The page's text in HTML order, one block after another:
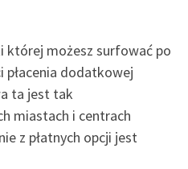
której możesz surfować po
płacenia dodatkowej
ta jest tak
miastach i centrach
z płatnych opcji jest